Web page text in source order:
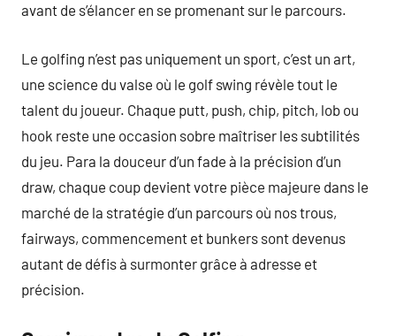
avant de s’élancer en se promenant sur le parcours.
Le golfing n’est pas uniquement un sport, c’est un art,
une science du valse où le golf swing révèle tout le
talent du joueur. Chaque putt, push, chip, pitch, lob ou
hook reste une occasion sobre maîtriser les subtilités
du jeu. Para la douceur d’un fade à la précision d’un
draw, chaque coup devient votre pièce majeure dans le
marché de la stratégie d’un parcours où nos trous,
fairways, commencement et bunkers sont devenus
autant de défis à surmonter grâce à adresse et
précision.